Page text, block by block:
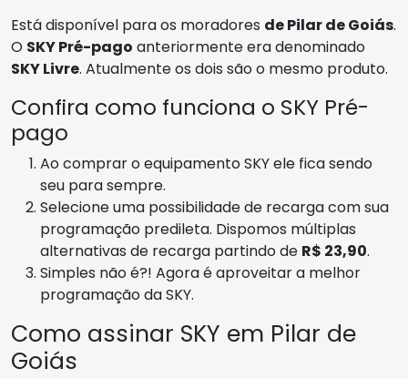
Está disponível para os moradores de Pilar de Goiás.
O SKY Pré-pago anteriormente era denominado
SKY Livre. Atualmente os dois são o mesmo produto.
Confira como funciona o SKY Pré-
pago
Ao comprar o equipamento SKY ele fica sendo
seu para sempre.
Selecione uma possibilidade de recarga com sua
programação predileta. Dispomos múltiplas
alternativas de recarga partindo de R$ 23,90.
Simples não é?! Agora é aproveitar a melhor
programação da SKY.
Como assinar SKY em Pilar de
Goiás